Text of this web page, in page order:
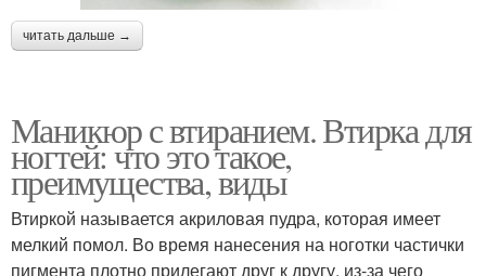
читать дальше →
Маникюр с втиранием. Втирка для
ногтей: что это такое,
преимущества, виды
Втиркой называется акриловая пудра, которая имеет
мелкий помол. Во время нанесения на ноготки частички
пигмента плотно прилегают друг к другу, из-за чего